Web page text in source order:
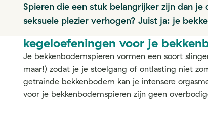
Spieren die een stuk belangrijker zijn dan
seksuele plezier verhogen? Juist ja: je
kegeloefeningen voor je
Je bekkenbodemspieren vormen een soort
maar!) zodat je je stoelgang of ontlasting niet
getrainde bekkenbodem kan je intensere
voor je bekkenbodemspieren zijn geen